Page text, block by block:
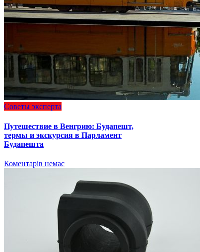
Советы эксперта
Путешествие в Венгрию: Будапешт,
термы и экскурсия в Парламент
Будапешта
Коментарів немає